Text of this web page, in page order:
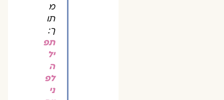
מ
תו
ך:
תפ
יל
ה
לפ
ני